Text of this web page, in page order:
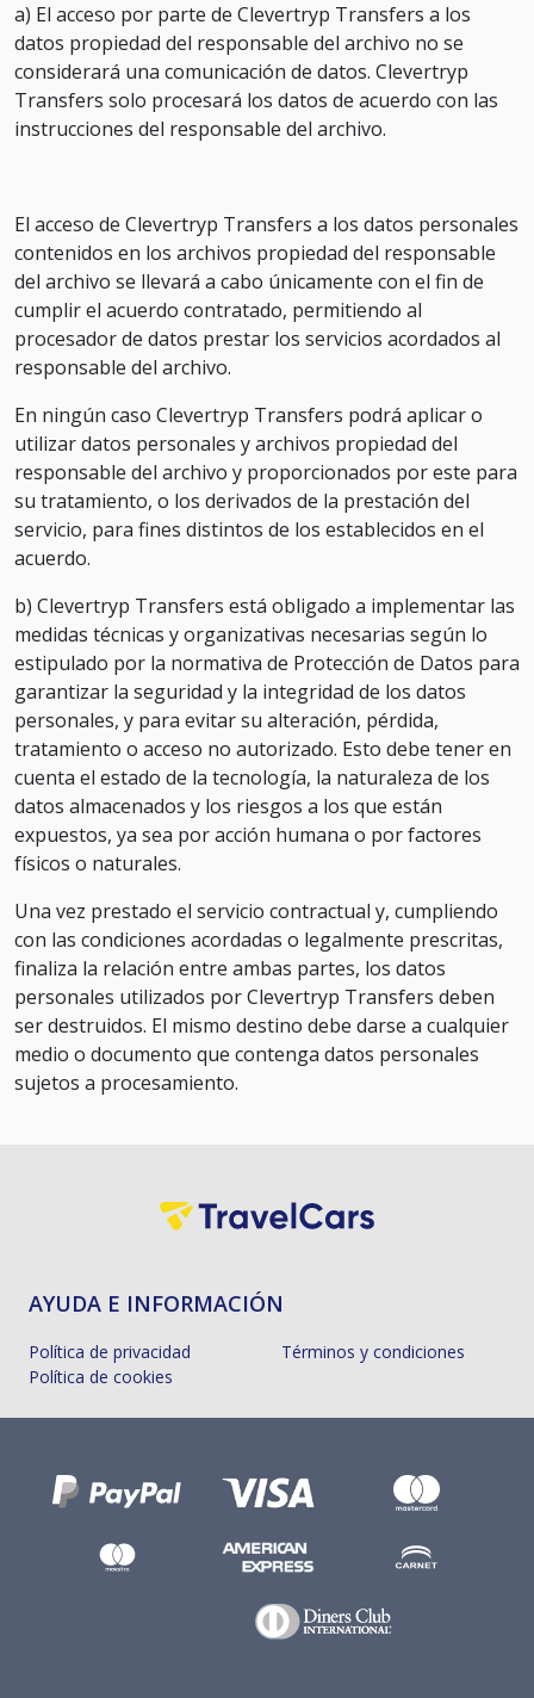
a) El acceso por parte de Clevertryp Transfers a los
datos propiedad del responsable del archivo no se
considerará una comunicación de datos. Clevertryp
Transfers solo procesará los datos de acuerdo con las
instrucciones del responsable del archivo.
El acceso de Clevertryp Transfers a los datos personales
contenidos en los archivos propiedad del responsable
del archivo se llevará a cabo únicamente con el fin de
cumplir el acuerdo contratado, permitiendo al
procesador de datos prestar los servicios acordados al
responsable del archivo.
En ningún caso Clevertryp Transfers podrá aplicar o
utilizar datos personales y archivos propiedad del
responsable del archivo y proporcionados por este para
su tratamiento, o los derivados de la prestación del
servicio, para fines distintos de los establecidos en el
acuerdo.
b) Clevertryp Transfers está obligado a implementar las
medidas técnicas y organizativas necesarias según lo
estipulado por la normativa de Protección de Datos para
garantizar la seguridad y la integridad de los datos
personales, y para evitar su alteración, pérdida,
tratamiento o acceso no autorizado. Esto debe tener en
cuenta el estado de la tecnología, la naturaleza de los
datos almacenados y los riesgos a los que están
expuestos, ya sea por acción humana o por factores
físicos o naturales.
Una vez prestado el servicio contractual y, cumpliendo
con las condiciones acordadas o legalmente prescritas,
finaliza la relación entre ambas partes, los datos
personales utilizados por Clevertryp Transfers deben
ser destruidos. El mismo destino debe darse a cualquier
medio o documento que contenga datos personales
sujetos a procesamiento.
AYUDA E INFORMACIÓN
Política de privacidad
Política de cookies
Términos y condiciones